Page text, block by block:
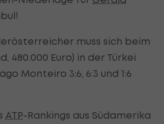
muss sich beim
480.000 Euro) in der Türkei
Monteiro 3:6, 6:3 und 1:6
ATP-Rankings aus Südamerika